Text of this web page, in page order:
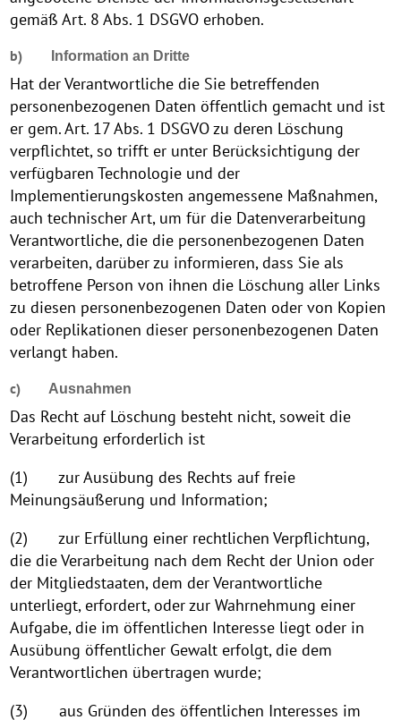
gemäß Art. 8 Abs. 1 DSGVO erhoben.
b) Information an Dritte
Hat der Verantwortliche die Sie betreffenden
personenbezogenen Daten öffentlich gemacht und ist
er gem. Art. 17 Abs. 1 DSGVO zu deren Löschung
verpflichtet, so trifft er unter Berücksichtigung der
verfügbaren Technologie und der
Implementierungskosten angemessene Maßnahmen,
auch technischer Art, um für die Datenverarbeitung
Verantwortliche, die die personenbezogenen Daten
verarbeiten, darüber zu informieren, dass Sie als
betroffene Person von ihnen die Löschung aller Links
zu diesen personenbezogenen Daten oder von Kopien
oder Replikationen dieser personenbezogenen Daten
verlangt haben.
c) Ausnahmen
Das Recht auf Löschung besteht nicht, soweit die
Verarbeitung erforderlich ist
(1) zur Ausübung des Rechts auf freie
Meinungsäußerung und Information;
(2) zur Erfüllung einer rechtlichen Verpflichtung,
die die Verarbeitung nach dem Recht der Union oder
der Mitgliedstaaten, dem der Verantwortliche
unterliegt, erfordert, oder zur Wahrnehmung einer
Aufgabe, die im öffentlichen Interesse liegt oder in
Ausübung öffentlicher Gewalt erfolgt, die dem
Verantwortlichen übertragen wurde;
(3) aus Gründen des öffentlichen Interesses im